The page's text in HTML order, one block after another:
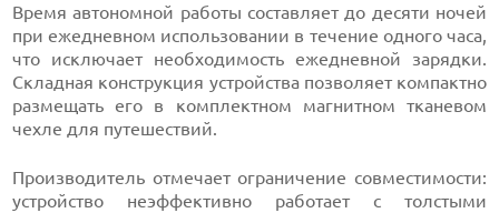
Время автономной работы составляет до десяти ночей
при ежедневном использовании в течение одного часа,
что исключает необходимость ежедневной зарядки.
Складная конструкция устройства позволяет компактно
размещать его в комплектном магнитном тканевом
чехле для путешествий.
Производитель отмечает ограничение совместимости:
устройство неэффективно работает с толстыми